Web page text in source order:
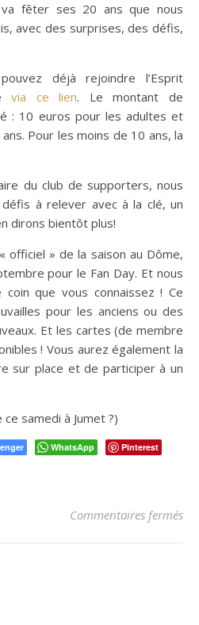
va fêter ses 20 ans que nous
avec des surprises, des défis,
déjà rejoindre l’Esprit
via ce lien. Le montant de
: 10 euros pour les adultes et
Pour les moins de 10 ans, la
du club de supporters, nous
à relever avec à la clé, un
dirons bientôt plus!
officiel » de la saison au Dôme,
pour le Fan Day. Et nous
que vous connaissez ! Ce
pour les anciens ou des
Et les cartes (de membre
! Vous aurez également la
sur place et de participer à un
samedi à Jumet ?)
WhatsApp
Pinterest
Commentaires fermés